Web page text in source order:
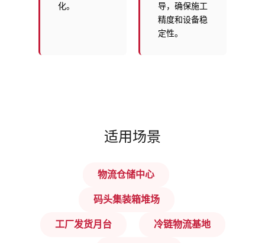
化。
导，确保施工
精度和设备稳
定性。
适用场景
物流仓储中心
码头集装箱堆场
工厂发货月台 冷链物流基地